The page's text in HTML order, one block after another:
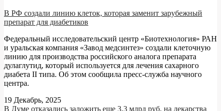
В РФ создали линию клеток, которая заменит зарубежный
препарат для диабетиков
Федеральный исследовательский центр «Биотехнология» РАН
и уральская компания «Завод медсинтез» создали клеточную
линию для производства российского аналога препарата
дулаглутид, который используется для лечения сахарного
диабета II типа. Об этом сообщила пресс-служба научного
центра.
19 Декабрь, 2025
В Думе отказались заложить еще 3,3 млрд руб. на лекарства